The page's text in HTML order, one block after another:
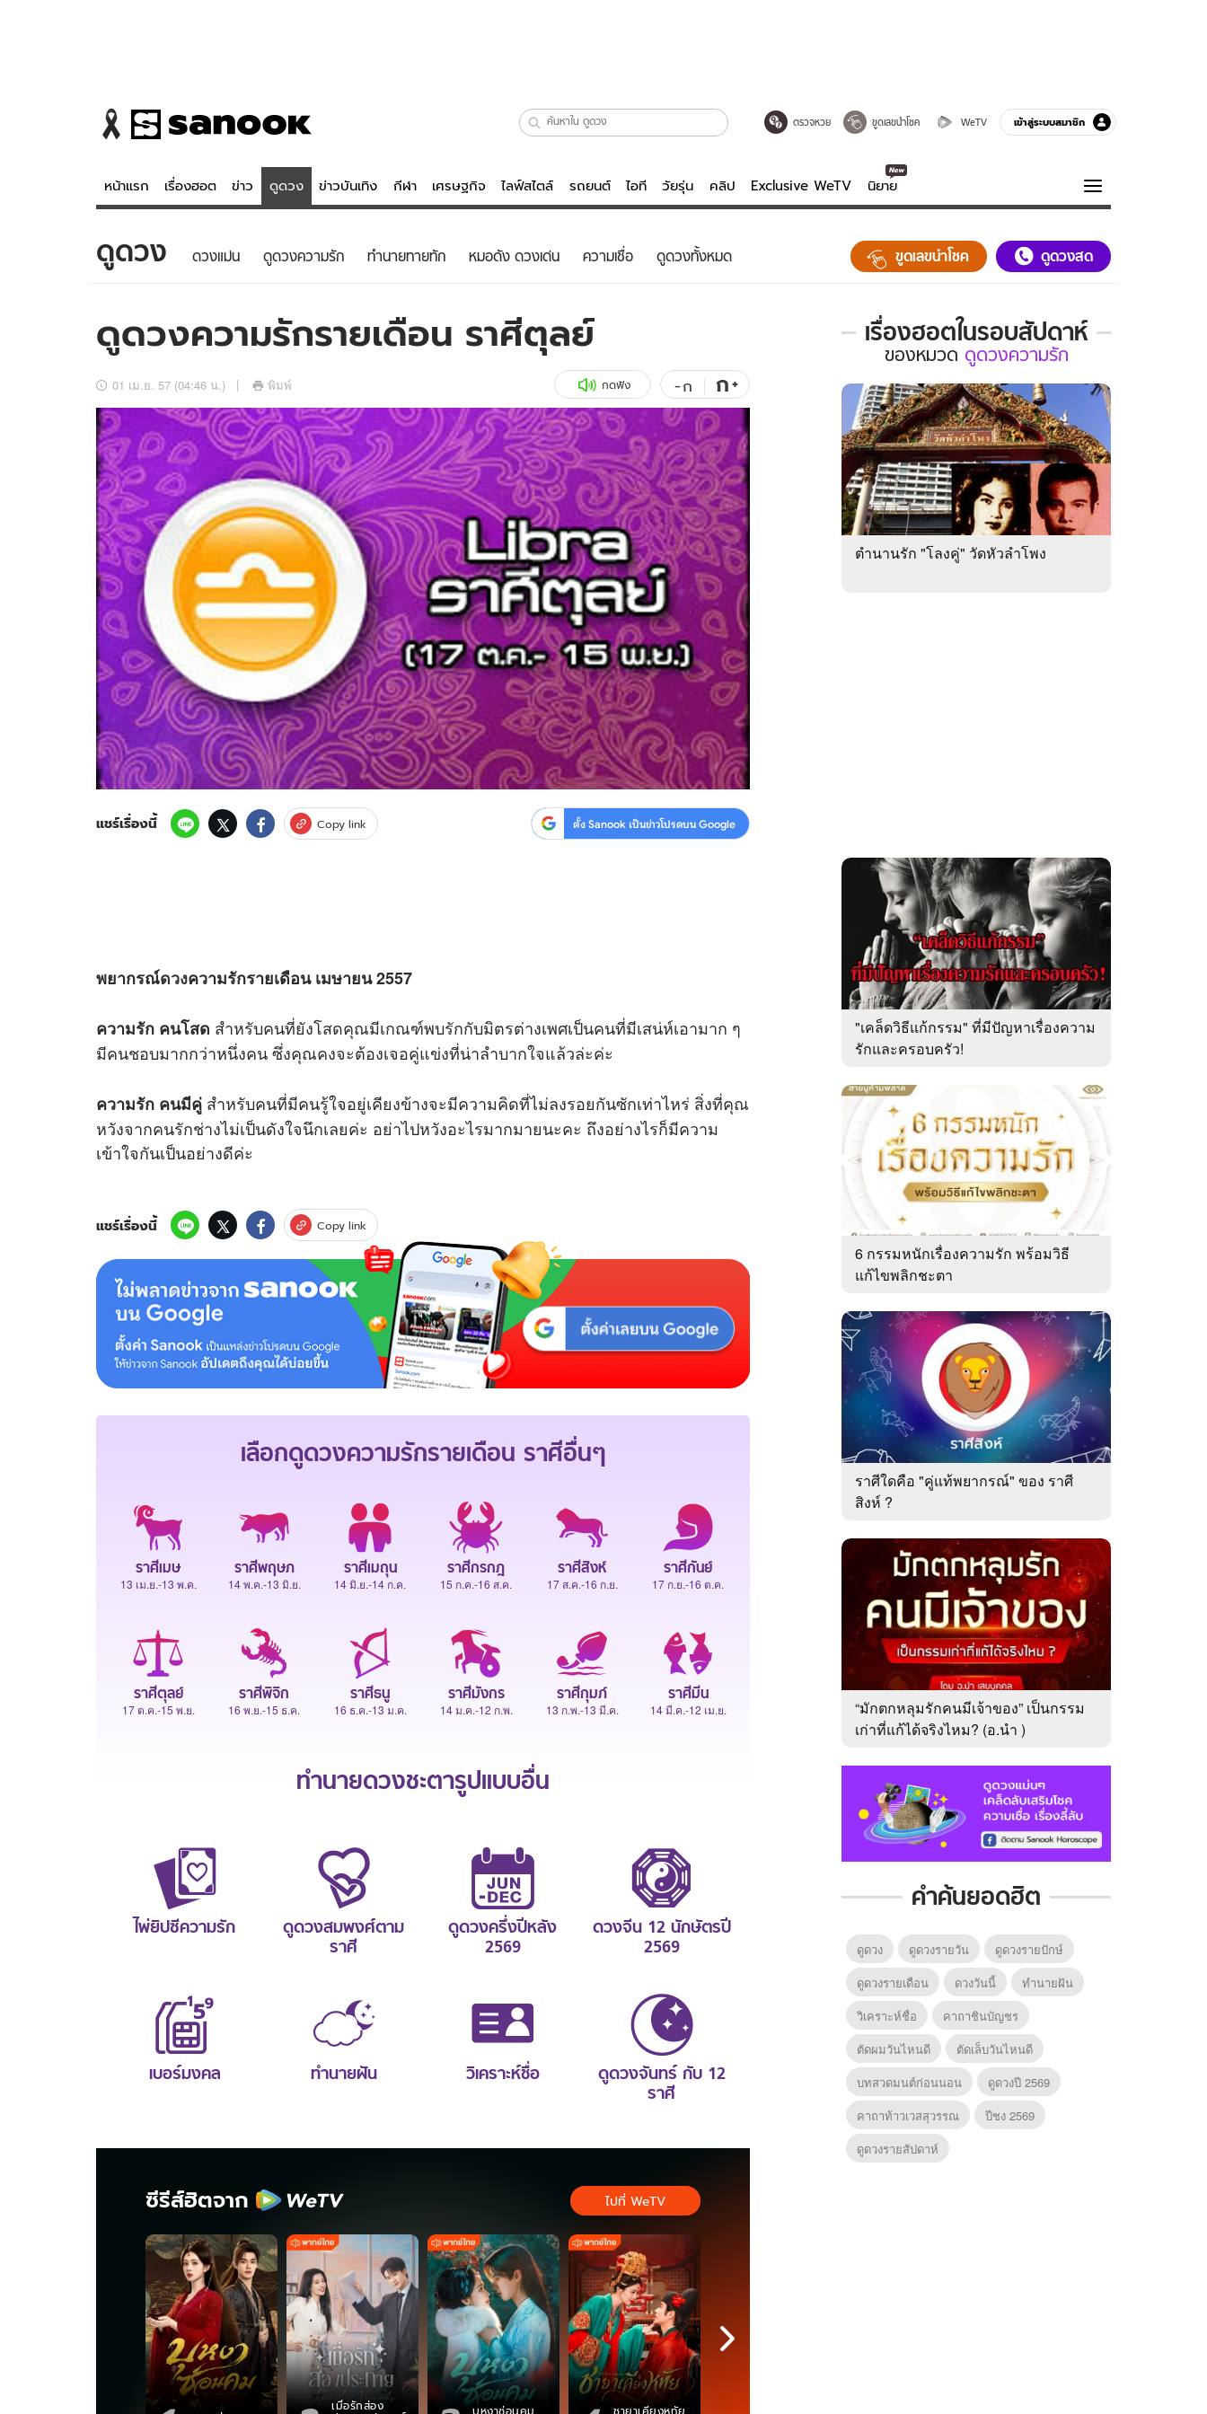
ตรวจหวย ขูดเลขนำโชค WeTV เข้าสู่ระบบสมาชิก
หน้าแรก เรื่องฮอต ข่าว ดูดวง ข่าวบันเทิง กีฬา เศรษฐกิจ ไลฟ์สไตล์ รถยนต์ ไอที วัยรุ่น คลิป Exclusive WeTV นิยาย
ข่าว
ข่าวบันเทิง
อัปเดตจีน
เช็กข่าวชัวร์
ดูดวง - ตรวจหวย
สถิติหวยไทย
ไลฟ์สไตล์
วัยรุ่น
รถยนต์
สุขภาพ
เที่ยว-กิน
Tasteful Thailand
Sanook Choice
คลิป
พอดแคสต์
ดูทีวี
WeTV
Exclusive WeTV
นิยาย
ความรู้รอบตัว
ฮาวทู
ดาวน์โหลดสนุกแอปฟรี ติดตามสนุกโซเชียลได้ที่
สงวนลิขสิทธิ์ ©2569 บริษัท อิมเมจ ฟิวเจอร์ (ประเทศไทย) จำกัด
ดูดวง ดวงแม่น ดูดวงความรัก ทํานายทายทัก หมอดัง ดวงเด่น ความเชื่อ ดูดวงทั้งหมด ขูดเลขนำโชค ดูดวงสด
ดูดวงความรักรายเดือน ราศีตุลย์
01 เม.ย. 57 (04:46 น.) พิมพ์ กดฟัง -ก ก+
แชร์เรื่องนี้ Copy link ตั้ง Sanook เป็นข่าวโปรดบน Google
พยากรณ์ดวงความรักรายเดือน เมษายน 2557
ความรัก คนโสด สำหรับคนที่ยังโสดคุณมีเกณฑ์พบรักกับมิตรต่างเพศเป็นคนที่มีเสน่ห์เอามาก ๆ
มีคนชอบมากกว่าหนึ่งคน ซึ่งคุณคงจะต้องเจอคู่แข่งที่น่าลำบากใจแล้วล่ะค่ะ
ความรัก คนมีคู่ สำหรับคนที่มีคนรู้ใจอยู่เคียงข้างจะมีความคิดที่ไม่ลงรอยกันซักเท่าไหร่ สิ่งที่คุณ
หวังจากคนรักช่างไม่เป็นดังใจนึกเลยค่ะ อย่าไปหวังอะไรมากมายนะคะ ถึงอย่างไรก็มีความ
เข้าใจกันเป็นอย่างดีค่ะ
แชร์เรื่องนี้ Copy link
เลือกดูดวงความรักรายเดือน ราศีอื่นๆ
ราศีเมษ
13 เม.ย.-13 พ.ค.
ราศีพฤษภ
14 พ.ค.-13 มิ.ย.
ราศีเมถุน
14 มิ.ย.-14 ก.ค.
ราศีกรกฎ
15 ก.ค.-16 ส.ค.
ราศีสิงห์
17 ส.ค.-16 ก.ย.
ราศีกันย์
17 ก.ย.-16 ต.ค.
ราศีตุลย์
17 ต.ค.-15 พ.ย.
ราศีพิจิก
16 พ.ย.-15 ธ.ค.
ราศีธนู
16 ธ.ค.-13 ม.ค.
ราศีมังกร
14 ม.ค.-12 ก.พ.
ราศีกุมภ์
13 ก.พ.-13 มี.ค.
ราศีมีน
14 มี.ค.-12 เม.ย.
ทำนายดวงชะตารูปแบบอื่น
ไพ่ยิปซีความรัก
ดูดวงสมพงศ์ตาม
ราศี
ดูดวงครึ่งปีหลัง
2569
ดวงจีน 12 นักษัตรปี
2569
เบอร์มงคล ทำนายฝัน วิเคราะห์ชื่อ
ดูดวงจันทร์ กับ 12
ราศี
ซีรีส์ฮิตจาก
เมื่อรักส่อง บุหงาซ่อนคม ชายาเคียงหทัย
ไปที่ WeTV
เรื่องฮอตในรอบสัปดาห์
เรื่อง
ใน
รอบ
สัปดาห์
ของ
หมวด
ดูด
วง
ความ
รัก
ของหมวด ดูดวงความรัก
ตำนานรัก "โลงคู่" วัดหัวลำโพง
"เคล็ดวิธีแก้กรรม" ที่มีปัญหาเรื่องความ
รักและครอบครัว!
6 กรรมหนักเรื่องความรัก พร้อมวิธี
แก้ไขพลิกชะตา
ราศีใดคือ "คู่แท้พยากรณ์" ของ ราศี
สิงห์ ?
“มักตกหลุมรักคนมีเจ้าของ” เป็นกรรม
เก่าที่แก้ได้จริงไหม? (อ.นำ )
คำค้นยอดฮิต
ดูดวง ดูดวงรายวัน
ดูดวงรายปักษ์
ดูดวงรายเดือน
ดวงวันนี้
ทํานายฝัน
วิเคราะห์ชื่อ
คาถาชินบัญชร
ตัดผมวันไหนดี
ตัดเล็บวันไหนดี
บทสวดมนต์ก่อนนอน
ดูดวงปี 2569
คาถาท้าวเวสสุวรรณ
ปีชง 2569
ดูดวงรายสัปดาห์